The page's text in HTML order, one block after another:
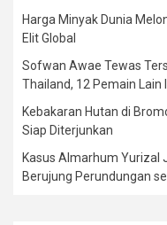
Harga Minyak Dunia
Elit Global
Sofwan Awae Tewas
Thailand, 12 Pemain Lain
Kebakaran Hutan di
Siap Diterjunkan
Kasus Almarhum Yurizal
Berujung Perundungan